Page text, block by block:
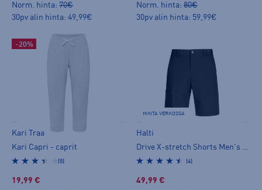
Norm. hinta: 70€
30pv alin hinta: 49,99€
Norm. hinta: 80€
30pv alin hinta: 59,99€
-20%
Kari Traa
Kari Capri - caprit
(5)
19,99 €
HINTA VERKOSSA
Halti
(4)
49,99 €